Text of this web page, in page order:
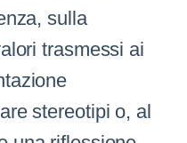
sulla
trasmessi ai
stereotipi o, al